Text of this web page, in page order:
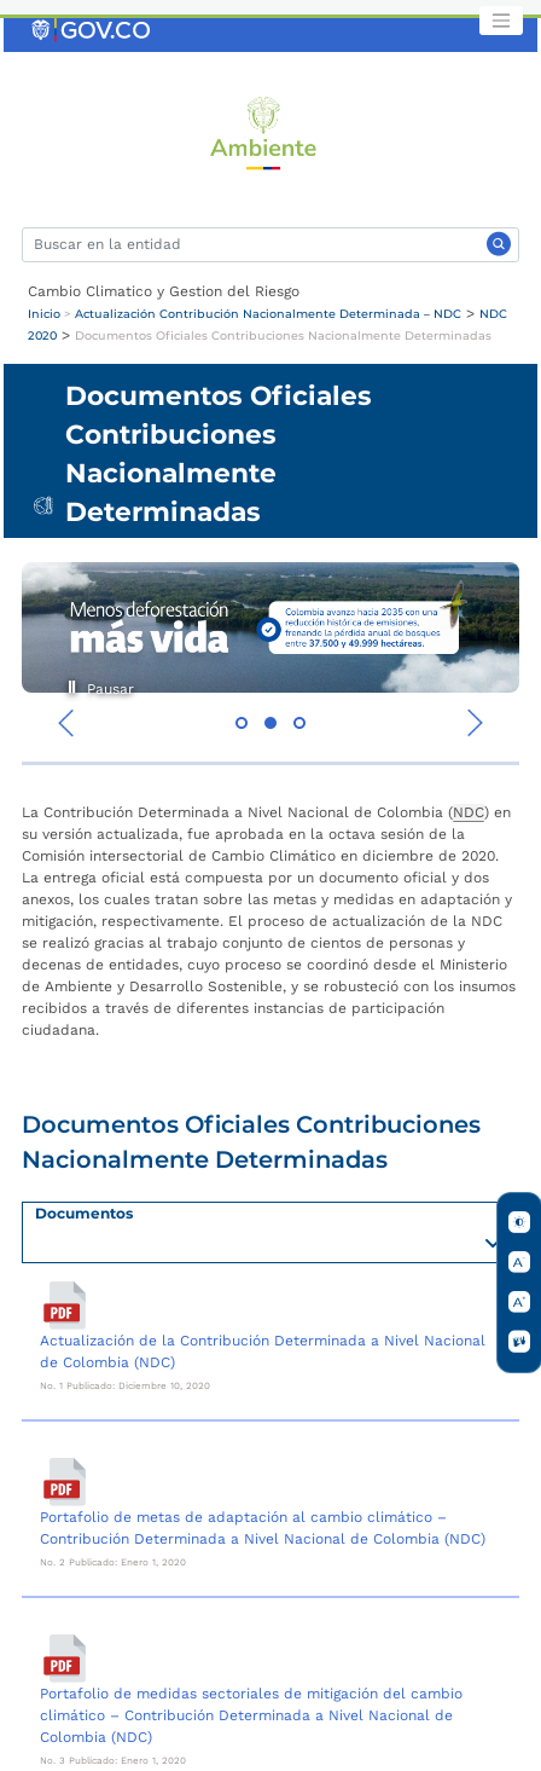
Cambio Climatico y Gestion del Riesgo
Inicio > Actualización Contribución Nacionalmente Determinada – NDC > NDC
2020 > Documentos Oficiales Contribuciones Nacionalmente Determinadas
Documentos Oficiales
Contribuciones
Nacionalmente
Determinadas
‹
›
Pausar
La Contribución Determinada a Nivel Nacional de Colombia (NDC) en
su versión actualizada, fue aprobada en la octava sesión de la
Comisión intersectorial de Cambio Climático en diciembre de 2020.
La entrega oficial está compuesta por un documento oficial y dos
anexos, los cuales tratan sobre las metas y medidas en adaptación y
mitigación, respectivamente. El proceso de actualización de la NDC
se realizó gracias al trabajo conjunto de cientos de personas y
decenas de entidades, cuyo proceso se coordinó desde el Ministerio
de Ambiente y Desarrollo Sostenible, y se robusteció con los insumos
recibidos a través de diferentes instancias de participación
ciudadana.
Documentos Oficiales Contribuciones
Nacionalmente Determinadas
Documentos
Actualización de la Contribución Determinada a Nivel Nacional
de Colombia (NDC)
No. 1 Publicado: Diciembre 10, 2020
Portafolio de metas de adaptación al cambio climático –
Contribución Determinada a Nivel Nacional de Colombia (NDC)
No. 2 Publicado: Enero 1, 2020
Portafolio de medidas sectoriales de mitigación del cambio
climático – Contribución Determinada a Nivel Nacional de
Colombia (NDC)
No. 3 Publicado: Enero 1, 2020